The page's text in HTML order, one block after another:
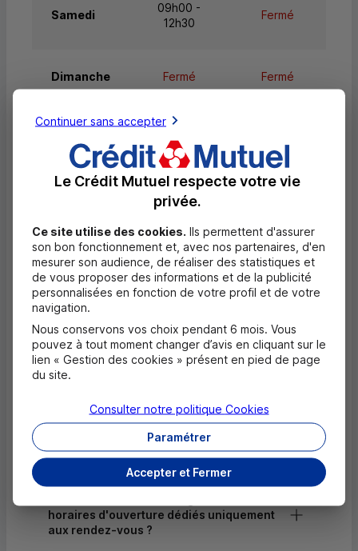
Samedi
09h00 -
12h30
Fermé
Dimanche Fermé Fermé
Services
Retrait de billets EUR
Dépôt de billets EUR
Dépôt de monnaie EUR
Dépôt de chèques EUR
Masquer
Questions fréquentes
l'ouverture d'un compte pour un majeur ?
Où trouver les numéros d'urgence ?
horaires d'ouverture dédiés uniquement
aux rendez-vous ?
Continuer sans accepter
Le Crédit Mutuel respecte votre vie
privée.
Ce site utilise des cookies. Ils permettent d'assurer
son bon fonctionnement et, avec nos partenaires, d'en
mesurer son audience, de réaliser des statistiques et
de vous proposer des informations et de la publicité
personnalisées en fonction de votre profil et de votre
navigation.
Nous conservons vos choix pendant 6 mois. Vous
pouvez à tout moment changer d’avis en cliquant sur le
lien « Gestion des cookies » présent en pied de page
du site.
Accepter et Fermer
Paramétrer
Consulter notre politique Cookies